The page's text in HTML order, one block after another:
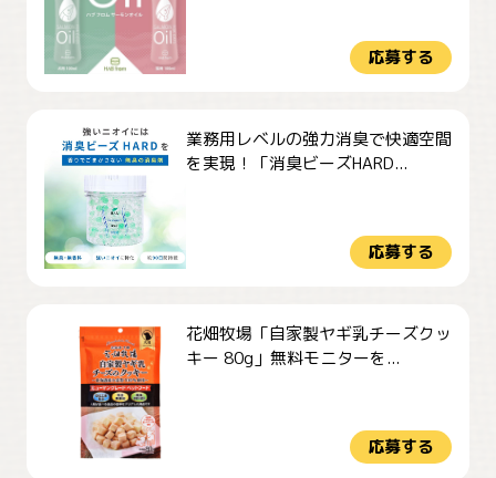
応募する
業務用レベルの強力消臭で快適空間
を実現！「消臭ビーズHARD...
応募する
花畑牧場「自家製ヤギ乳チーズクッ
キー 80g」無料モニターを...
応募する